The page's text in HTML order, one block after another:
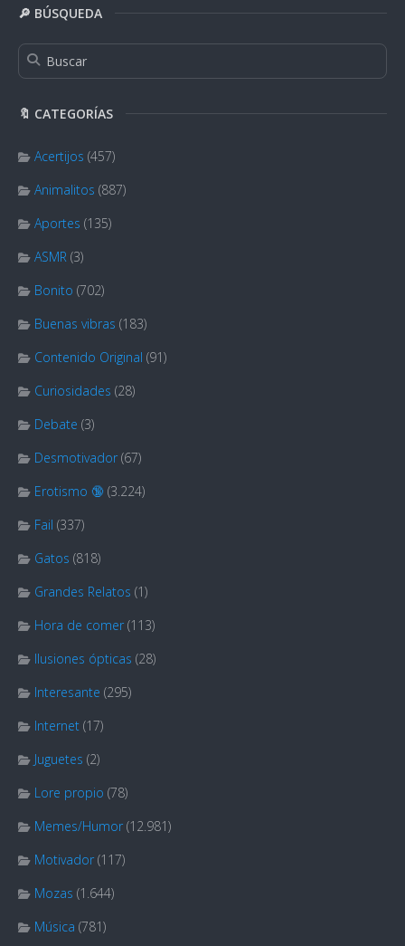
🔎 BÚSQUEDA
🔖 CATEGORÍAS
Acertijos (457)
Animalitos (887)
Aportes (135)
ASMR (3)
Bonito (702)
Buenas vibras (183)
Contenido Original (91)
Curiosidades (28)
Debate (3)
Desmotivador (67)
Erotismo 🔞 (3.224)
Fail (337)
Gatos (818)
Grandes Relatos (1)
Hora de comer (113)
Ilusiones ópticas (28)
Interesante (295)
Internet (17)
Juguetes (2)
Lore propio (78)
Memes/Humor (12.981)
Motivador (117)
Mozas (1.644)
Música (781)